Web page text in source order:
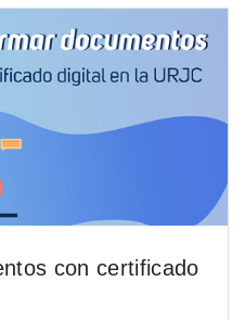
con certificado